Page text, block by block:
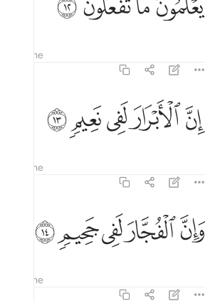
يَعْلَمُونَ مَا تَفْعَلُونَ ١٢
Reflektime
ان الابرار لفي نعيم ١٣
إِنَّ ٱلْأَبْرَارَ لَفِى نَعِيمٍۢ ١٣
ﱺﱻﱼﱽﱾ
Reflektime
وان الفجار لفي جحيم ١٤
وَإِنَّ ٱلْفُجَّارَ لَفِى جَحِيمٍۢ ١٤
ﱿﲀﲁﲂﲃ
Reflektime